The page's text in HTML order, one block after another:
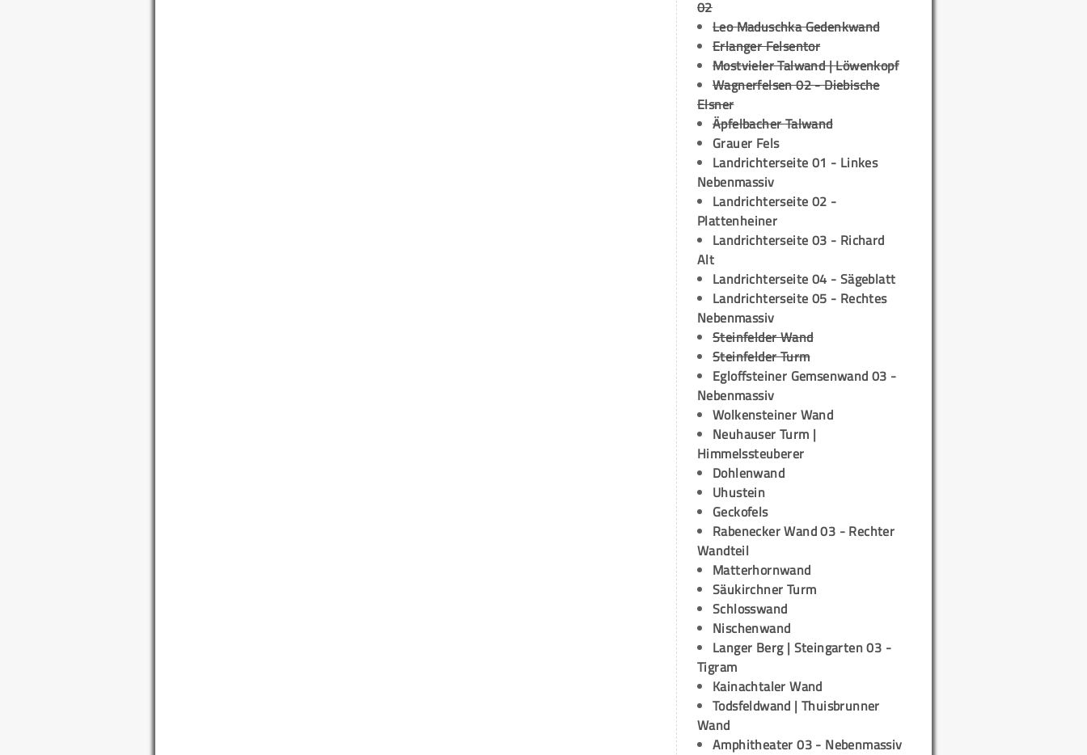
02
Leo Maduschka Gedenkwand
Erlanger Felsentor
Mostvieler Talwand | Löwenkopf
Wagnerfelsen 02 - Diebische
Elsner
Äpfelbacher Talwand
Grauer Fels
Landrichterseite 01 - Linkes
Nebenmassiv
Landrichterseite 02 -
Plattenheiner
Landrichterseite 03 - Richard
Alt
Landrichterseite 04 - Sägeblatt
Landrichterseite 05 - Rechtes
Nebenmassiv
Steinfelder Wand
Steinfelder Turm
Egloffsteiner Gemsenwand 03 -
Nebenmassiv
Wolkensteiner Wand
Neuhauser Turm |
Himmelssteuberer
Dohlenwand
Uhustein
Geckofels
Rabenecker Wand 03 - Rechter
Wandteil
Matterhornwand
Säukirchner Turm
Schlosswand
Nischenwand
Langer Berg | Steingarten 03 -
Tigram
Kainachtaler Wand
Todsfeldwand | Thuisbrunner
Wand
Amphitheater 03 - Nebenmassiv